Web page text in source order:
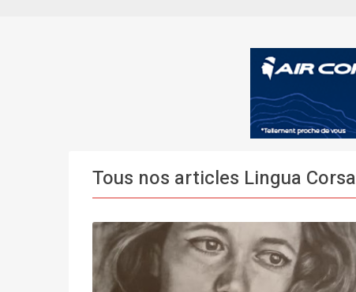
Tous nos articles Lingua Corsa